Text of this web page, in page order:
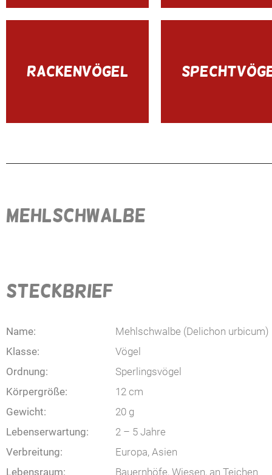
RACKENVÖGEL
MEHLSCHWALBE
STECKBRIEF
Name:
Mehlschwalbe (Delichon urbicum)
Klasse:
Vögel
Ordnung:
Sperlingsvögel
Körpergröße:
12 cm
Gewicht:
20 g
Lebenserwartung:
2 – 5 Jahre
Verbreitung:
Europa, Asien
Lebensraum:
Bauernhöfe, Wiesen, an Teichen